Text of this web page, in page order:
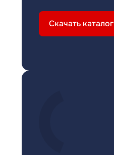
Скачать каталог